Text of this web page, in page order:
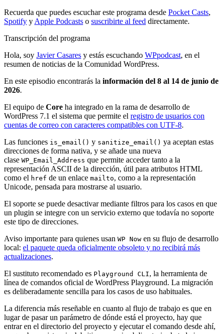
Recuerda que puedes escuchar este programa desde Pocket Casts,
Spotify y Apple Podcasts o suscribirte al feed directamente.
Transcripción del programa
Hola, soy Javier Casares y estás escuchando WPpodcast, en el
resumen de noticias de la Comunidad WordPress.
En este episodio encontrarás la información del 8 al 14 de junio de
2026.
El equipo de Core ha integrado en la rama de desarrollo de
WordPress 7.1 el sistema que permite el registro de usuarios con
cuentas de correo con caracteres compatibles con UTF-8.
Las funciones is_email() y sanitize_email() ya aceptan estas
direcciones de forma nativa, y se añade una nueva
clase WP_Email_Address que permite acceder tanto a la
representación ASCII de la dirección, útil para atributos HTML
como el href de un enlace mailto, como a la representación
Unicode, pensada para mostrarse al usuario.
El soporte se puede desactivar mediante filtros para los casos en que
un plugin se integre con un servicio externo que todavía no soporte
este tipo de direcciones.
Aviso importante para quienes usan WP Now en su flujo de desarrollo
local: el paquete queda oficialmente obsoleto y no recibirá más
actualizaciones.
El sustituto recomendado es Playground CLI, la herramienta de
línea de comandos oficial de WordPress Playground. La migración
es deliberadamente sencilla para los casos de uso habituales.
La diferencia más reseñable en cuanto al flujo de trabajo es que en
lugar de pasar un parámetro de dónde está el proyecto, hay que
entrar en el directorio del proyecto y ejecutar el comando desde ahí,